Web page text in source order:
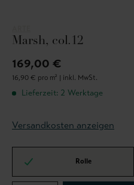
Marsh, col.12
169,00 €
16,90 € pro m² | inkl. MwSt.
Lieferzeit: 2 Werktage
Versandkosten anzeigen
Rolle